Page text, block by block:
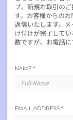
プ、新規お取引の
す。お客様からの
返信いたします。
け付けが完了して
数ですが、お電話に
NAME *
EMAIL ADDRESS *